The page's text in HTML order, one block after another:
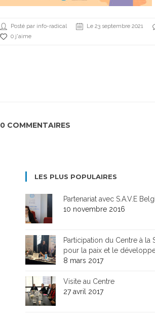
Posté par info-radical Le 23 septembre 2021
0 j'aime
0 COMMENTAIRES
LES PLUS POPULAIRES
Partenariat avec S.A.V.E
10 novembre 2016
Participation du Centre à la
pour la paix et le
8 mars 2017
Visite au Centre
27 avril 2017